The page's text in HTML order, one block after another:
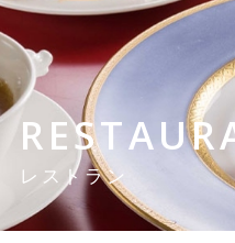
レストラン